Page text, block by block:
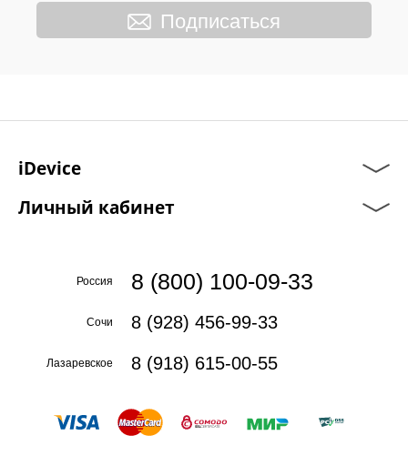
Подписаться
iDevice
Личный кабинет
Россия 8 (800) 100-09-33
Сочи 8 (928) 456-99-33
Лазаревское 8 (918) 615-00-55